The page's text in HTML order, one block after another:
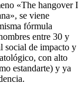
«The hangover I
se viene
fórmula
entre 30 y
social de impacto y
con alto
estandarte) y ya